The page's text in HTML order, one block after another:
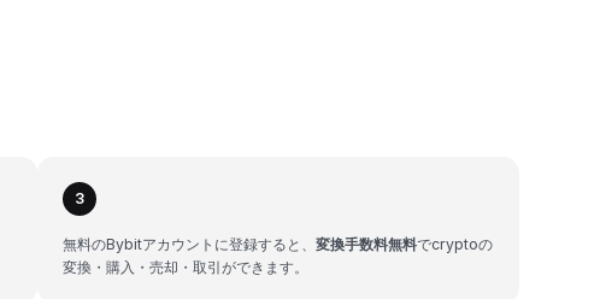
3
無料のBybitアカウントに登録すると、 変換手数料無料でcryptoの
変換・購入・売却・取引ができます。